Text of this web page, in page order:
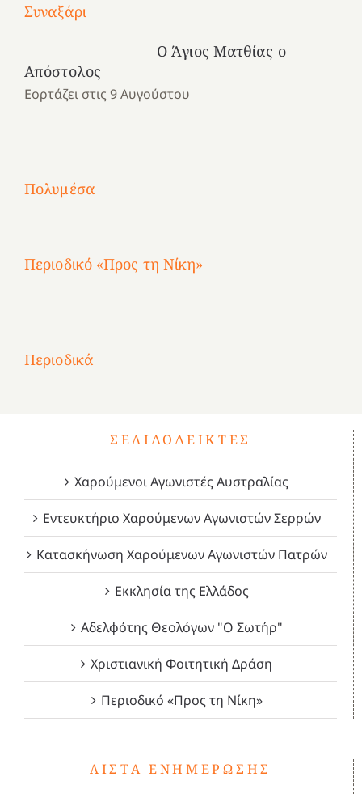
Συναξάρι
Ο Άγιος Ματθίας ο
Απόστολος
Εορτάζει στις 9 Αυγούστου
Πολυμέσα
Μια
ένα
καλοκαίρι
Αγωνίστριες
Αθηνών
και
Νοσοκομείο
“Ερυθρός
Αγωνίστριες
Αθηνών
Κατασκηνωτικές
το
Ελληνικό
Αγωνίστριες
Αθηνών
χρόνια
καρτερούμεν»
Περιοδικό «Προς τη Νίκη»
Περιοδικά
1821
Δεκέμβριος
2023!
Μάιος
2023!
Μάρτιος
2023!
ΣΕΛΙΔΟΔΕΊΚΤΕΣ
Χαρούμενοι Αγωνιστές Αυστραλίας
Εντευκτήριο Χαρούμενων Αγωνιστών Σερρών
Κατασκήνωση Χαρούμενων Αγωνιστών Πατρών
Εκκλησία της Ελλάδος
Αδελφότης Θεολόγων "Ο Σωτήρ"
Χριστιανική Φοιτητική Δράση
Περιοδικό «Προς τη Νίκη»
ΛΊΣΤΑ ΕΝΗΜΈΡΩΣΗΣ